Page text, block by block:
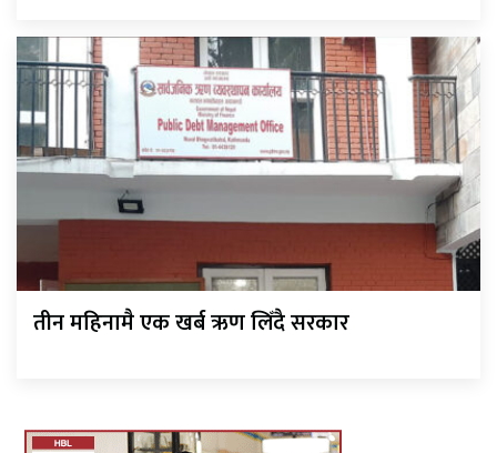
तीन महिनामै एक खर्ब ऋण लिँदै सरकार